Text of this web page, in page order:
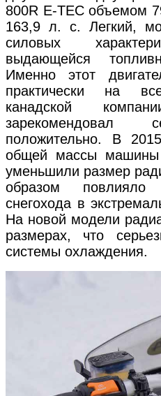
800R E-TEC объемом
163,9 л. с. Легкий,
силовых
выдающейся
Именно этот
практически на
канадской
зарекомендовал
положительно. В
общей массы машины
уменьшили размер
образом повлияло
снегохода в
На новой модели
размерах, что
системы охлаждения.